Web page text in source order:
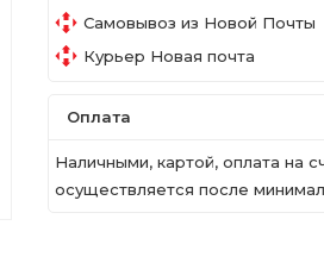
Самовывоз из Новой Почты
Курьер Новая почта
Оплата
Наличными, картой, оплата на
осуществляется после